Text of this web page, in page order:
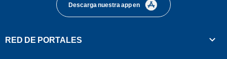
Descarga nuestra app en
RED DE PORTALES